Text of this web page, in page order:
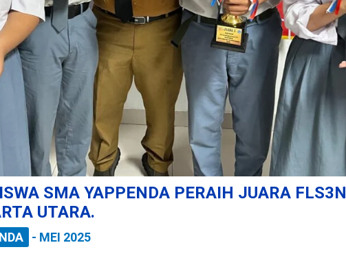
SMA YAPPENDA PERAIH JUARA FLS3N
UTARA.
- MEI 2025